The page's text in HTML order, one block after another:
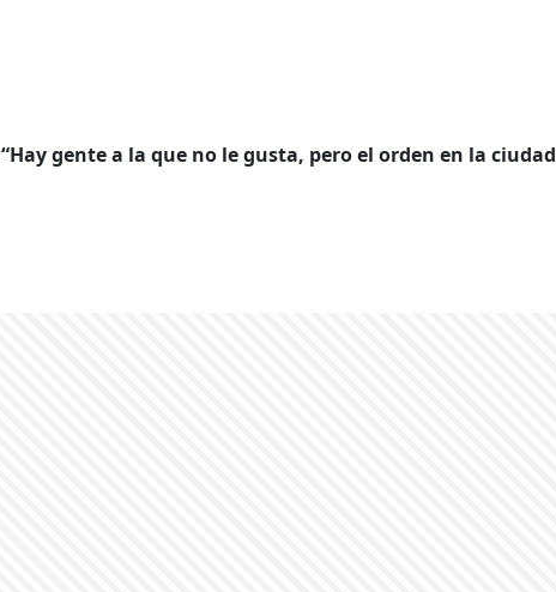
“Hay gente a la que no le gusta, pero el orden en la ciudad